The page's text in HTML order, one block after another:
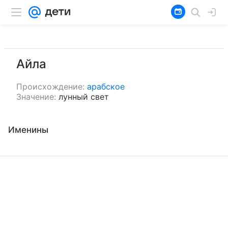
Айла
Происхождение: арабское
Значение: лунный свет
Именины